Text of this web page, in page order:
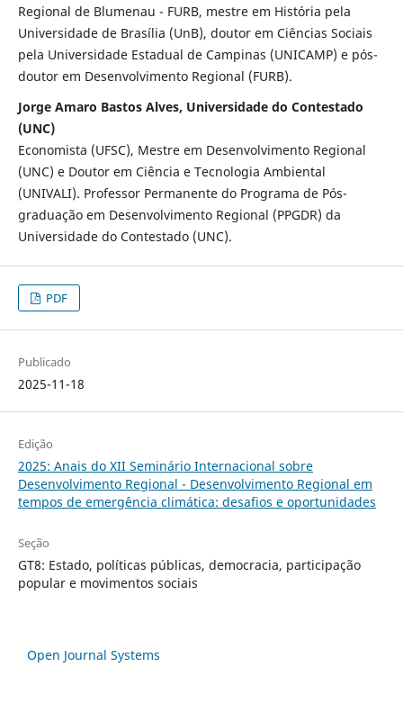
Regional de Blumenau - FURB, mestre em História pela
Universidade de Brasília (UnB), doutor em Ciências Sociais
pela Universidade Estadual de Campinas (UNICAMP) e pós-
doutor em Desenvolvimento Regional (FURB).
Jorge Amaro Bastos Alves, Universidade do Contestado
(UNC)
Economista (UFSC), Mestre em Desenvolvimento Regional
(UNC) e Doutor em Ciência e Tecnologia Ambiental
(UNIVALI). Professor Permanente do Programa de Pós-
graduação em Desenvolvimento Regional (PPGDR) da
Universidade do Contestado (UNC).
PDF
Publicado
2025-11-18
Edição
2025: Anais do XII Seminário Internacional sobre
Desenvolvimento Regional - Desenvolvimento Regional em
tempos de emergência climática: desafios e oportunidades
Seção
GT8: Estado, políticas públicas, democracia, participação
popular e movimentos sociais
Open Journal Systems